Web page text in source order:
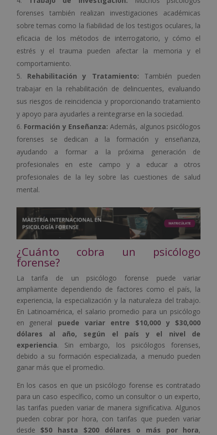
forenses también realizan investigaciones académicas
sobre temas como la fiabilidad de los testigos oculares, la
eficacia de los métodos de interrogatorio, y cómo el
estrés y el trauma pueden afectar la memoria y el
comportamiento.
Rehabilitación y Tratamiento: También pueden
trabajar en la rehabilitación de delincuentes, evaluando
sus riesgos de reincidencia y proporcionando tratamiento
y apoyo para ayudarles a reintegrarse en la sociedad.
Formación y Enseñanza: Además, algunos psicólogos
forenses se dedican a la formación y enseñanza,
ayudando a formar a la próxima generación de
profesionales en este campo y a educar a otros
profesionales de la ley sobre las cuestiones de salud
mental.
¿Cuánto cobra un psicólogo
forense?
La tarifa de un psicólogo forense puede variar
ampliamente dependiendo de factores como el país, la
experiencia, la especialización y la naturaleza del trabajo.
En Latinoamérica, el salario promedio para un psicólogo
en general puede variar entre $10,000 y $30,000
dólares al año, según el país y el nivel de
experiencia. Sin embargo, los psicólogos forenses,
debido a su formación especializada, a menudo pueden
ganar más que el promedio.
En los casos en que un psicólogo forense es contratado
para un caso específico, como un consultor o un experto,
las tarifas pueden variar de manera significativa. Algunos
pueden cobrar por hora, con tarifas que pueden variar
desde $50 hasta $200 dólares o más por hora,